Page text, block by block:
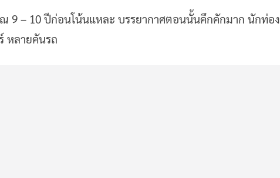
9 – 10 ปีก่อนโน้นแหละ บรรยากาศตอนนั้นคึกคักมาก นักท่อง
หลายคันรถ